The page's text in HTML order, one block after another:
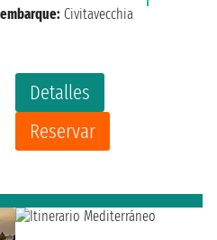
Detalles
Reservar
Civitavecchia